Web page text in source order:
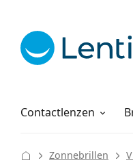
Contactlenzen
Lenzenvloeistoffen
Hoe bestellen
Zonnebrillen